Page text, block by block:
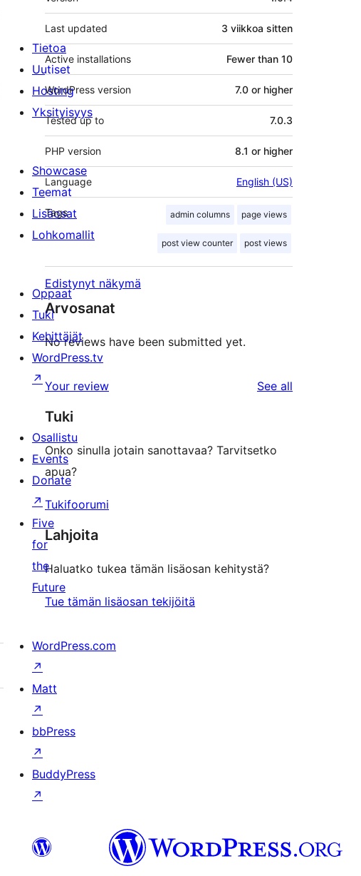
Last updated 3 viikkoa sitten
Active installations Fewer than 10
WordPress version 7.0 or higher
Tested up to 7.0.3
PHP version 8.1 or higher
Language English (US)
Tags admin columns page views
post view counter post views
Edistynyt näkymä
Arvosanat
No reviews have been submitted yet.
Your review See all
Tuki
Onko sinulla jotain sanottavaa? Tarvitsetko
apua?
Tukifoorumi
Lahjoita
Haluatko tukea tämän lisäosan kehitystä?
Tue tämän lisäosan tekijöitä
Tietoa
Uutiset
Hosting
Yksityisyys
Showcase
Teemat
Lisäosat
Lohkomallit
Oppaat
Tuki
Kehittäjät
WordPress.tv
↗
Osallistu
Events
Donate
↗
Five
for
the
Future
WordPress.com
↗
Matt
↗
bbPress
↗
BuddyPress
↗